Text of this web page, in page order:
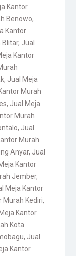
Kantor
Benowo,
Kantor
Blitar, Jual
Kantor
, Jual Meja
Murah
, Jual Meja
Murah
, Jual
Murah
Anyar, Jual
Kantor
Jember,
Meja Kantor
Murah Kediri,
Kantor
Kota
, Jual
Kantor